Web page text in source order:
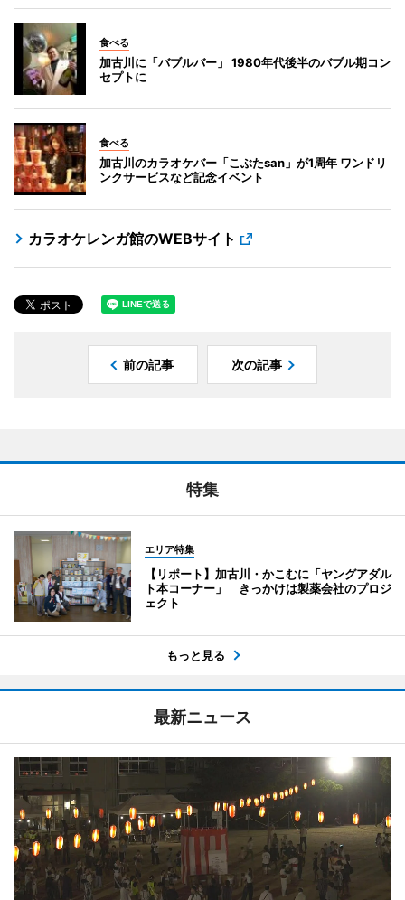
食べる
加古川に「バブルバー」 1980年代後半のバブル期コン
セプトに
食べる
加古川のカラオケバー「こぶたsan」が1周年 ワンドリ
ンクサービスなど記念イベント
カラオケレンガ館のWEBサイト
前の記事 次の記事
特集
エリア特集
【リポート】加古川・かこむに「ヤングアダル
ト本コーナー」 きっかけは製薬会社のプロジ
ェクト
もっと見る
最新ニュース